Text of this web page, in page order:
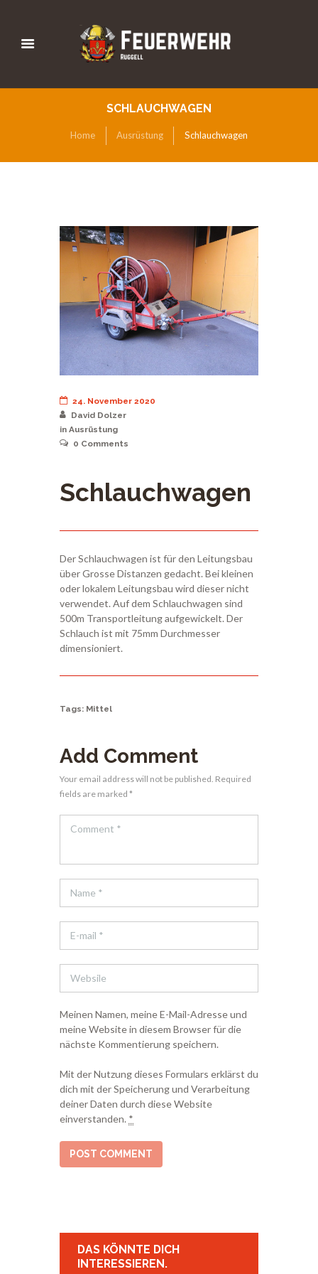
SCHLAUCHWAGEN
Home Ausrüstung Schlauchwagen
24. November 2020
David Dolzer
in Ausrüstung
0 Comments
Schlauchwagen
Der Schlauchwagen ist für den Leitungsbau
über Grosse Distanzen gedacht. Bei kleinen
oder lokalem Leitungsbau wird dieser nicht
verwendet. Auf dem Schlauchwagen sind
500m Transportleitung aufgewickelt. Der
Schlauch ist mit 75mm Durchmesser
dimensioniert.
Tags: Mittel
Add Comment
Your email address will not be published. Required
fields are marked *
Meinen Namen, meine E-Mail-Adresse und
meine Website in diesem Browser für die
nächste Kommentierung speichern.
Mit der Nutzung dieses Formulars erklärst du
dich mit der Speicherung und Verarbeitung
deiner Daten durch diese Website
einverstanden. *
DAS KÖNNTE DICH
INTERESSIEREN.